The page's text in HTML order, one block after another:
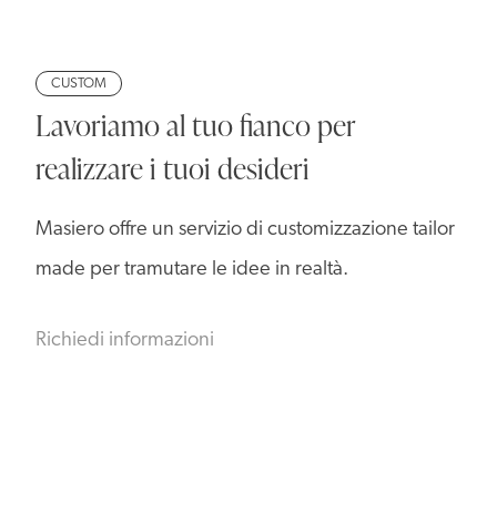
CUSTOM
Lavoriamo al tuo fianco per
realizzare i tuoi desideri
Masiero offre un servizio di customizzazione tailor
made per tramutare le idee in realtà.
Richiedi informazioni